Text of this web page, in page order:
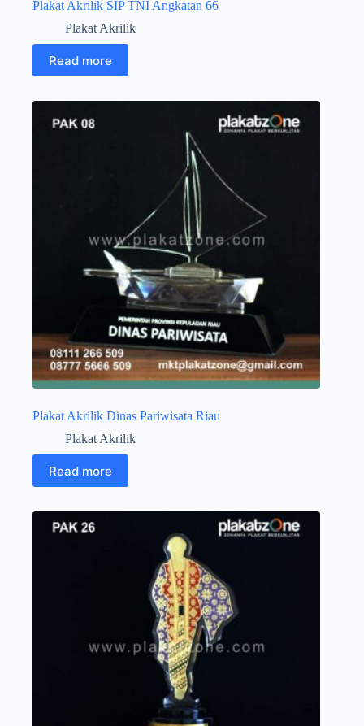
Plakat Akrilik SIP TNI Angkatan 66
Plakat Akrilik
Read more
Plakat Akrilik Dinas Pariwisata Riau
Plakat Akrilik
Read more